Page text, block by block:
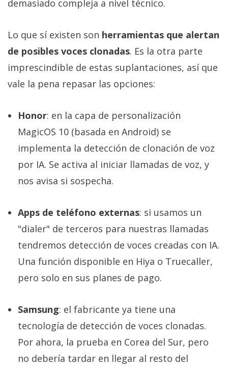
demasiado compleja a nivel técnico.
Lo que sí existen son herramientas que alertan
de posibles voces clonadas. Es la otra parte
imprescindible de estas suplantaciones, así que
vale la pena repasar las opciones:
Honor: en la capa de personalización
MagicOS 10 (basada en Android) se
implementa la detección de clonación de voz
por IA. Se activa al iniciar llamadas de voz, y
nos avisa si sospecha.
Apps de teléfono externas: si usamos un
"dialer" de terceros para nuestras llamadas
tendremos detección de voces creadas con IA.
Una función disponible en Hiya o Truecaller,
pero solo en sus planes de pago.
Samsung: el fabricante ya tiene una
tecnología de detección de voces clonadas.
Por ahora, la prueba en Corea del Sur, pero
no debería tardar en llegar al resto del